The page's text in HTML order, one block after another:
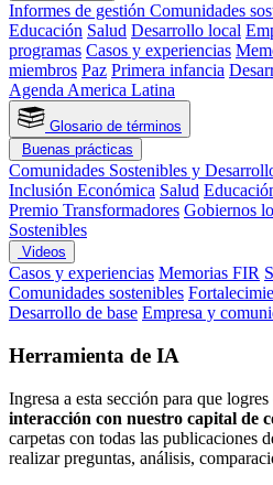
Informes de gestión Comunidades
Educación Salud Desarrollo local
programas Casos y experiencias
miembros Paz Primera infancia
Agenda America Latina
Glosario de términos
Buenas prácticas
Comunidades Sostenibles y
Inclusión Económica Salud
Premio Transformadores Gobiernos
Sostenibles
Videos
Casos y experiencias Memorias FIR
Comunidades sostenibles
Desarrollo de base Empresa y
Herramienta de IA
Ingresa a esta sección para que
interacción con nuestro capital de
carpetas con todas las publicaciones
realizar preguntas, análisis,